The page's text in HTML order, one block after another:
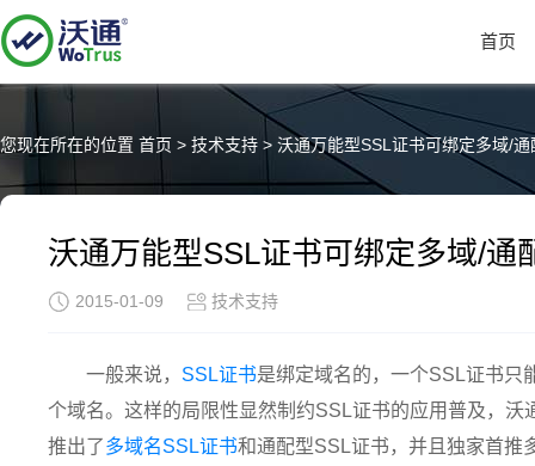
首页
您现在所在的位置 首页 > 技术支持 > 沃通万能型SSL证书可绑定多域/
沃通万能型SSL证书可绑定多域/通
2015-01-09 技术支持
一般来说， SSL证书是绑定域名的，一个SSL证书只
个域名。这样的局限性显然制约SSL证书的应用普及，
推出了多域名SSL证书和通配型SSL证书，并且独家首推